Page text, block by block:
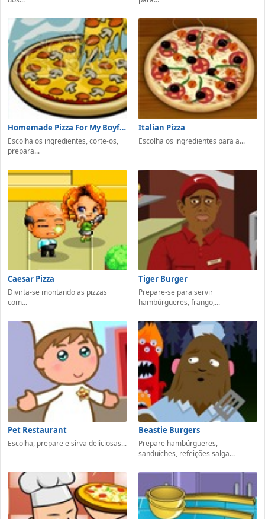
Homemade Pizza For My Boyfriend
Escolha os ingredientes, corte-os,
prepara...
Italian Pizza
Escolha os ingredientes para a...
Caesar Pizza
Divirta-se montando as pizzas
com...
Tiger Burger
Prepare-se para servir
hambúrgueres, frango,...
Pet Restaurant
Escolha, prepare e sirva deliciosas...
Beastie Burgers
Prepare hambúrgueres,
sanduíches, refeições salga...